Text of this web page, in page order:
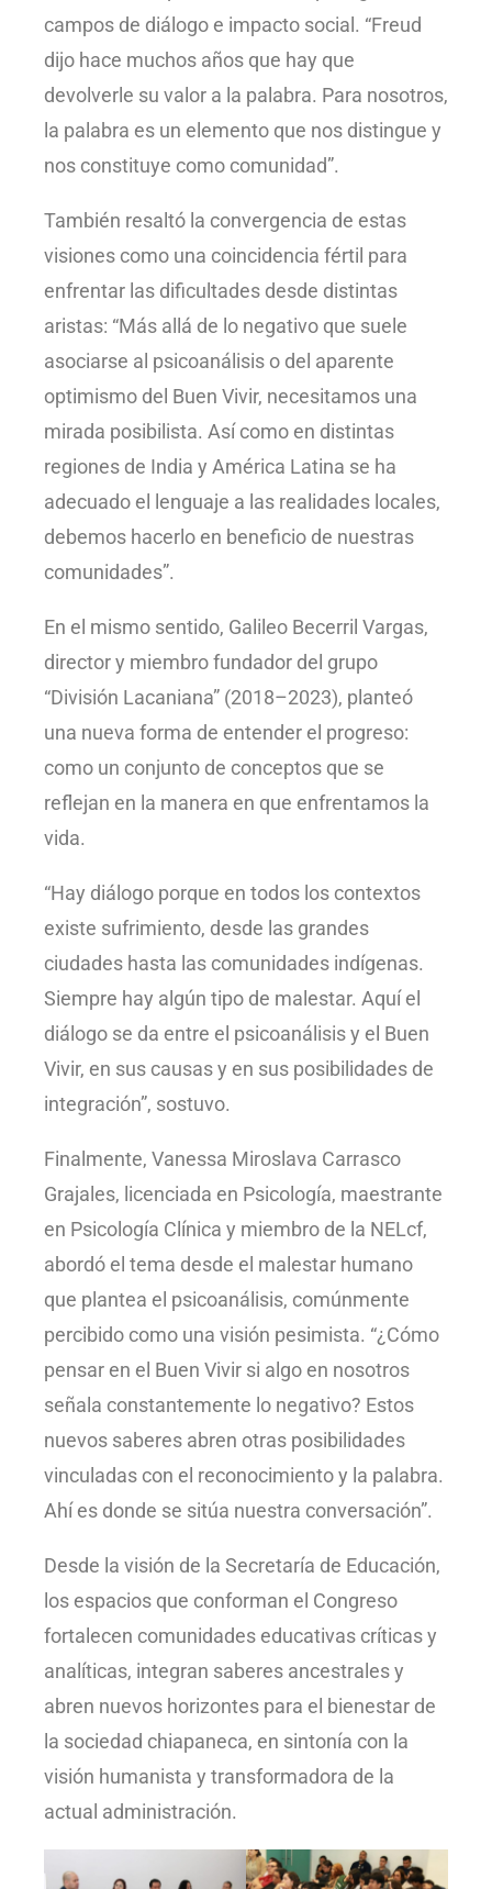
campos de diálogo e impacto social. “Freud
dijo hace muchos años que hay que
devolverle su valor a la palabra. Para nosotros,
la palabra es un elemento que nos distingue y
nos constituye como comunidad”.
También resaltó la convergencia de estas
visiones como una coincidencia fértil para
enfrentar las dificultades desde distintas
aristas: “Más allá de lo negativo que suele
asociarse al psicoanálisis o del aparente
optimismo del Buen Vivir, necesitamos una
mirada posibilista. Así como en distintas
regiones de India y América Latina se ha
adecuado el lenguaje a las realidades locales,
debemos hacerlo en beneficio de nuestras
comunidades”.
En el mismo sentido, Galileo Becerril Vargas,
director y miembro fundador del grupo
“División Lacaniana” (2018–2023), planteó
una nueva forma de entender el progreso:
como un conjunto de conceptos que se
reflejan en la manera en que enfrentamos la
vida.
“Hay diálogo porque en todos los contextos
existe sufrimiento, desde las grandes
ciudades hasta las comunidades indígenas.
Siempre hay algún tipo de malestar. Aquí el
diálogo se da entre el psicoanálisis y el Buen
Vivir, en sus causas y en sus posibilidades de
integración”, sostuvo.
Finalmente, Vanessa Miroslava Carrasco
Grajales, licenciada en Psicología, maestrante
en Psicología Clínica y miembro de la NELcf,
abordó el tema desde el malestar humano
que plantea el psicoanálisis, comúnmente
percibido como una visión pesimista. “¿Cómo
pensar en el Buen Vivir si algo en nosotros
señala constantemente lo negativo? Estos
nuevos saberes abren otras posibilidades
vinculadas con el reconocimiento y la palabra.
Ahí es donde se sitúa nuestra conversación”.
Desde la visión de la Secretaría de Educación,
los espacios que conforman el Congreso
fortalecen comunidades educativas críticas y
analíticas, integran saberes ancestrales y
abren nuevos horizontes para el bienestar de
la sociedad chiapaneca, en sintonía con la
visión humanista y transformadora de la
actual administración.